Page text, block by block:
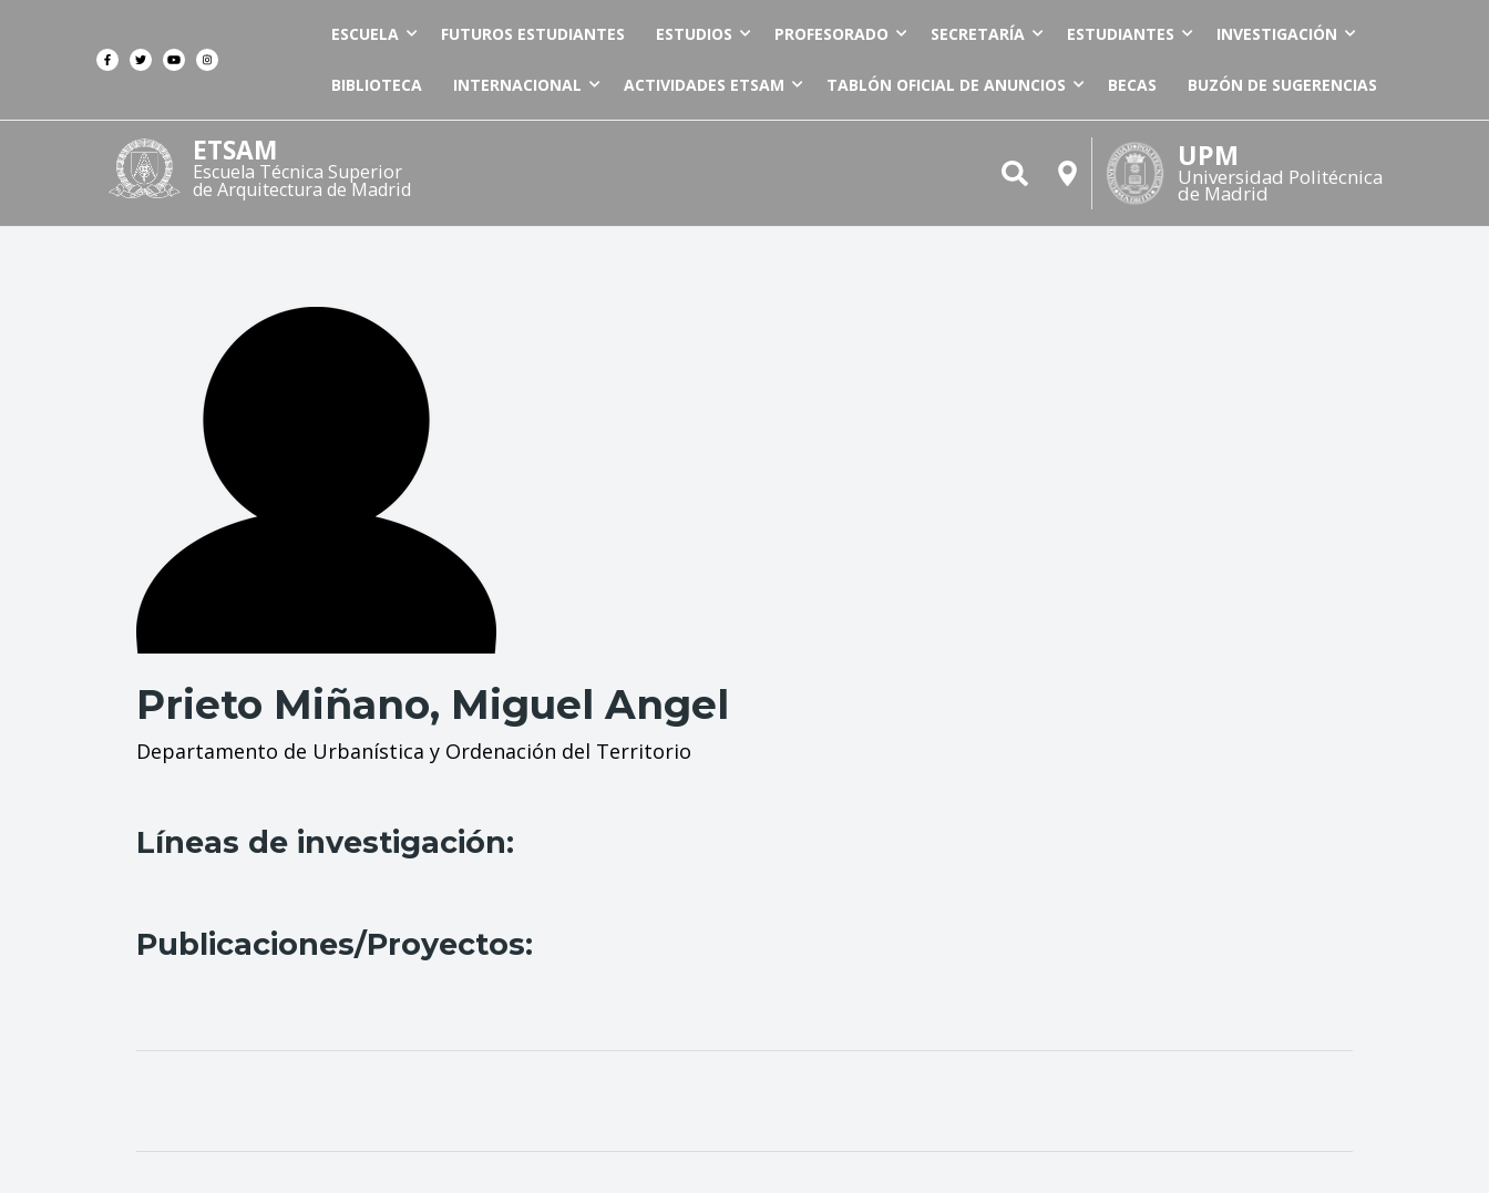
ESCUELA FUTUROS ESTUDIANTES ESTUDIOS PROFESORADO SECRETARÍA ESTUDIANTES INVESTIGACIÓN
BIBLIOTECA INTERNACIONAL ACTIVIDADES ETSAM TABLÓN OFICIAL DE ANUNCIOS BECAS BUZÓN DE SUGERENCIAS
ETSAM
Escuela Técnica Superior
de Arquitectura de Madrid
UPM
Universidad Politécnica
de Madrid
Prieto Miñano, Miguel Angel
Departamento de Urbanística y Ordenación del Territorio
Líneas de investigación:
Publicaciones/Proyectos: